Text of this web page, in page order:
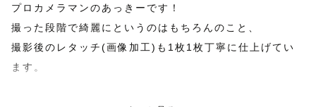
プロカメラマンのあっきーです！
撮った段階で綺麗にというのはもちろんのこと、
撮影後のレタッチ(画像加工)も1枚1枚丁寧に仕上げてい
ます。